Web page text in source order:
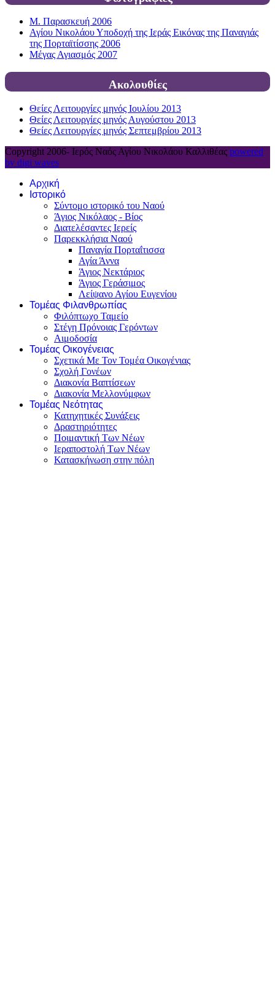
Μ. Παρασκευή 2006
Αγίου Νικολάου Υποδοχή της Ιεράς Εικόνας της Παναγιάς
της Πορταϊτίσσης 2006
Μέγας Αγιασμός 2007
Ακολουθίες
Θείες Λειτουργίες μηνός Ιουλίου 2013
Θείες Λειτουργίες μηνός Αυγούστου 2013
Θείες Λειτουργίες μηνός Σεπτεμβρίου 2013
Copyright 2006- Ιερός Ναός Αγίου Νικολάου Καλλιθέας powered
by digi waves
Αρχική
Ιστορικό
Σύντομο ιστορικό του Ναού
Άγιος Νικόλαος - Βίος
Διατελέσαντες Ιερείς
Παρεκκλήσια Ναού
Παναγία Πορταΐτισσα
Αγία Άννα
Άγιος Νεκτάριος
Άγιος Γεράσιμος
Λείψανο Αγίου Ευγενίου
Τομέας Φιλανθρωπίας
Φιλόπτωχο Ταμείο
Στέγη Πρόνοιας Γερόντων
Αιμοδοσία
Τομέας Οικογένειας
Σχετικά Με Τον Τομέα Οικογένιας
Σχολή Γονέων
Διακονία Βαπτίσεων
Διακονία Μελλονύμφων
Τομέας Νεότητας
Κατηχητικές Συνάξεις
Δραστηριότητες
Ποιμαντική Των Νέων
Ιεραποστολή Των Νέων
Κατασκήνωση στην πόλη